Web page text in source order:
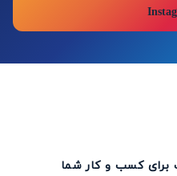
برای کسب و کار شما